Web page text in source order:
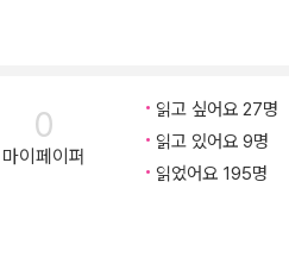
작가의 문학적 역량이 뛰어난 작
과 만나 여운을 더한다. 저학년 독자
취가 돋보이는 작품이다. ■ 꽝
위로와 치유, 그 마술적 환상성 “나
0
마이페이퍼
읽고 싶어요 27명
읽고 있어요 9명
읽었어요 195명